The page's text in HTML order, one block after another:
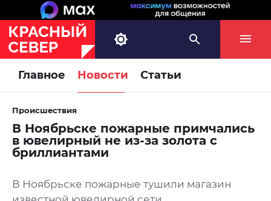
Главное Новости Статьи
Происшествия
В Ноябрьске пожарные примчались
в ювелирный не из-за золота с
бриллиантами
В Ноябрьске пожарные тушили магазин